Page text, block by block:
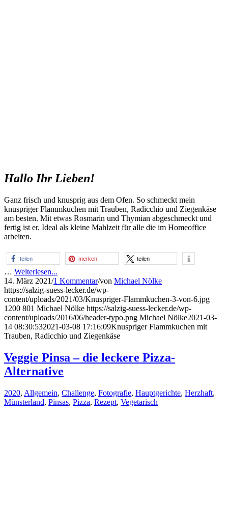
Hallo Ihr Lieben!
Ganz frisch und knusprig aus dem Ofen. So schmeckt mein
knuspriger Flammkuchen mit Trauben, Radicchio und Ziegenkäse
am besten. Mit etwas Rosmarin und Thymian abgeschmeckt und
fertig ist er. Ideal als kleine Mahlzeit für alle die im Homeoffice
arbeiten.
teilen merken teilen
… Weiterlesen...
14. März 2021/1 Kommentar/von Michael Nölke
https://salzig-suess-lecker.de/wp-
content/uploads/2021/03/Knuspriger-Flammkuchen-3-von-6.jpg
1200 801 Michael Nölke https://salzig-suess-lecker.de/wp-
content/uploads/2016/06/header-typo.png Michael Nölke2021-03-
14 08:30:532021-03-08 17:16:09Knuspriger Flammkuchen mit
Trauben, Radicchio und Ziegenkäse
Veggie Pinsa – die leckere Pizza-
Alternative
2020, Allgemein, Challenge, Fotografie, Hauptgerichte, Herzhaft,
Münsterland, Pinsas, Pizza, Rezept, Vegetarisch